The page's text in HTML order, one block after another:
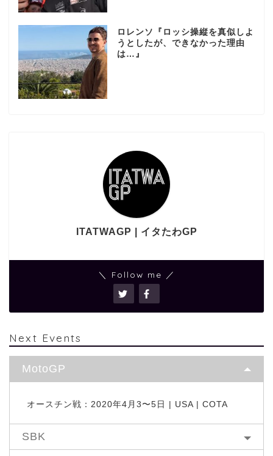
ロレンソ『ロッシ操縦を真似しよ
うとしたが、できなかった理由
は…』
ITATWAGP | イタたわGP
＼ Follow me ／
Next Events
MotoGP
オースチン戦：2020年4月3〜5日 | USA | COTA
SBK